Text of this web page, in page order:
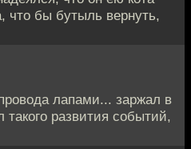
что бы бутыль вернуть,
лапами... заржал в
развития событий,